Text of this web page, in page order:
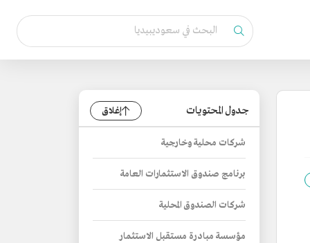
جدول المحتويات إغلاق
شركات محلية وخارجية
برنامج صندوق الاستثمارات العامة
شركات الصندوق المحلية
مؤسسة مبادرة مستقبل الاستثمار